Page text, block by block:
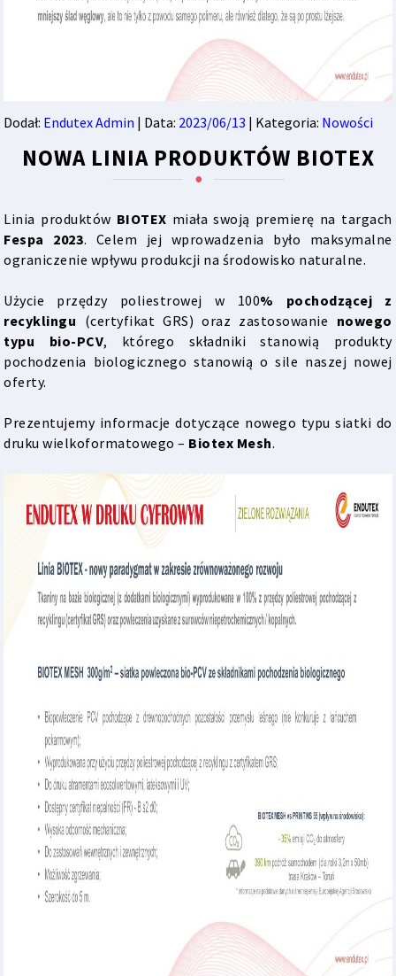
Dodał: Endutex Admin | Data: 2023/06/13 | Kategoria: Nowości
NOWA LINIA PRODUKTÓW BIOTEX
Linia produktów BIOTEX miała swoją premierę na targach
Fespa 2023. Celem jej wprowadzenia było maksymalne
ograniczenie wpływu produkcji na środowisko naturalne.
Użycie przędzy poliestrowej w 100% pochodzącej z
recyklingu (certyfikat GRS) oraz zastosowanie nowego
typu bio-PCV, którego składniki stanowią produkty
pochodzenia biologicznego stanowią o sile naszej nowej
oferty.
Prezentujemy informacje dotyczące nowego typu siatki do
druku wielkoformatowego – Biotex Mesh.